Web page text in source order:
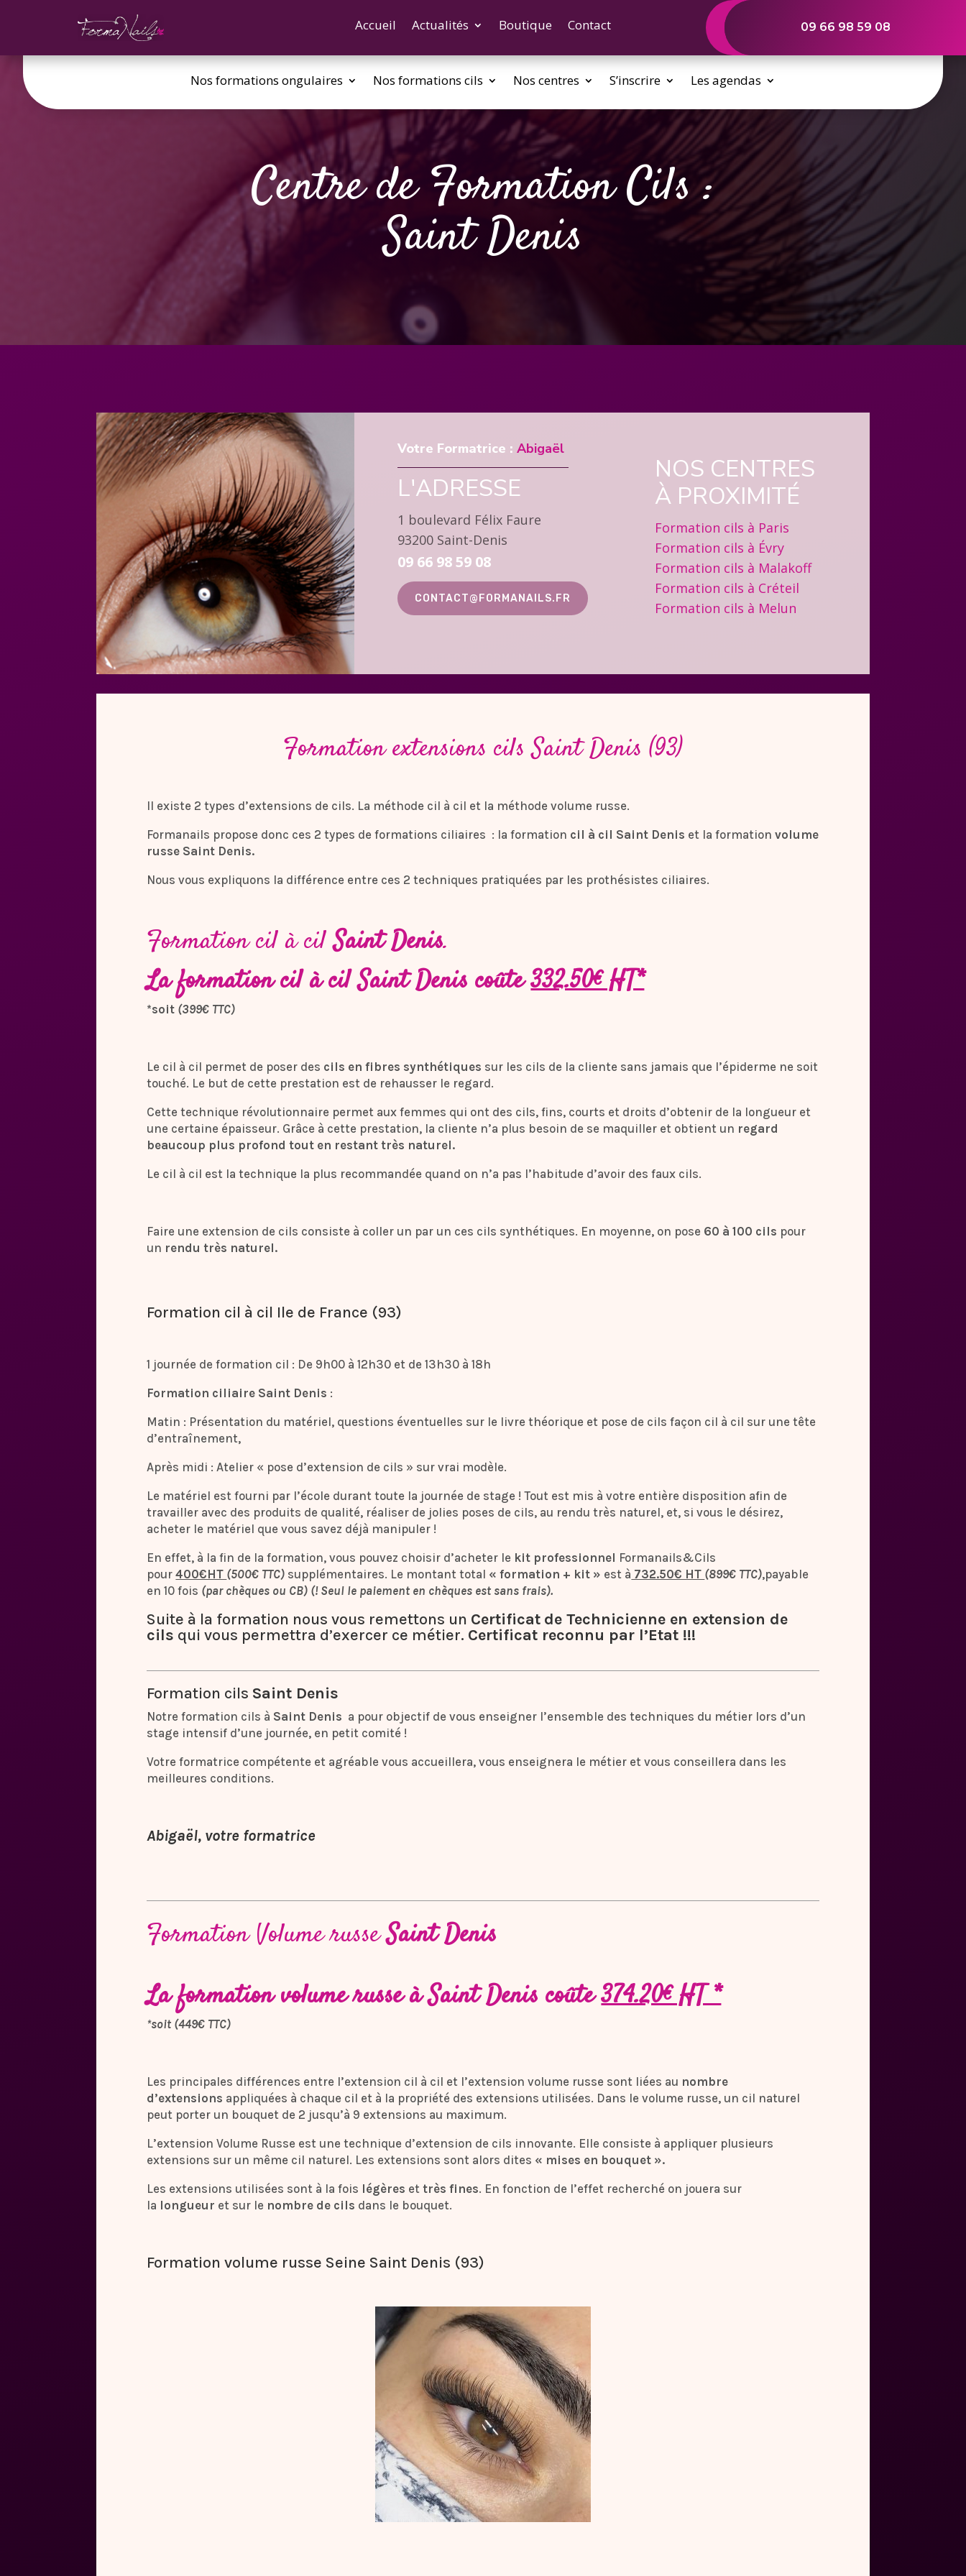
Accueil Actualités Boutique Contact 09 66 98 59 08
Nos formations ongulaires Nos formations cils Nos centres S’inscrire Les agendas
Centre de Formation Cils :
Saint Denis
Votre Formatrice : Abigaël
L'ADRESSE
1 boulevard Félix Faure
93200 Saint-Denis
09 66 98 59 08
CONTACT@FORMANAILS.FR
NOS CENTRES
À PROXIMITÉ
Formation cils à Paris
Formation cils à Évry
Formation cils à Malakoff
Formation cils à Créteil
Formation cils à Melun
Formation extensions cils Saint Denis (93)
Il existe 2 types d’extensions de cils. La méthode cil à cil et la méthode volume russe.
Formanails propose donc ces 2 types de formations ciliaires : la formation cil à cil Saint Denis et la formationvolume
russe Saint Denis.
Nous vous expliquons la différence entre ces 2 techniques pratiquées par les prothésistes ciliaires.
Formation cil à cilSaint Denis.
La formation cil à cil Saint Denis coûte 332.50€ HT*
*soit (399€ TTC)
Le cil à cil permet de poser des cils en fibres synthétiques sur les cils de la cliente sans jamais que l’épiderme ne soit
touché. Le but de cette prestation est de rehausser le regard.
Cette technique révolutionnaire permet aux femmes qui ont des cils, fins, courts et droits d’obtenir de la longueur et
une certaine épaisseur. Grâce à cette prestation, la cliente n’a plus besoin de se maquiller et obtient un regard
beaucoup plus profond tout en restant très naturel.
Le cil à cil est la technique la plus recommandée quand on n’a pas l’habitude d’avoir des faux cils.
Faire une extension de cils consiste à coller un par un ces cils synthétiques. En moyenne, on pose 60 à 100 cils pour
un rendu très naturel.
Formation cil à cil Ile de France (93)
1 journée de formation cil : De 9h00 à 12h30 et de 13h30 à 18h
Formation ciliaire Saint Denis :
Matin : Présentation du matériel, questions éventuelles sur le livre théorique et pose de cils façon cil à cil sur une tête
d’entraînement,
Après midi : Atelier « pose d’extension de cils » sur vrai modèle.
Le matériel est fourni par l’école durant toute la journée de stage ! Tout est mis à votre entière disposition afin de
travailler avec des produits de qualité, réaliser de jolies poses de cils, au rendu très naturel, et, si vous le désirez,
acheter le matériel que vous savez déjà manipuler !
En effet, à la fin de la formation, vous pouvez choisir d’acheter le kit professionnel Formanails&Cils
pour400€HT (500€ TTC) supplémentaires. Le montant total « formation + kit » est à 732.50€ HT (899€ TTC),payable
en 10 fois (par chèques ou CB) (! Seul le paiement en chèques est sans frais).
Suite à la formation nous vous remettons un Certificat de Technicienne en extension de
cils qui vous permettra d’exercer ce métier. Certificat reconnu par l’Etat !!!
Formation cils Saint Denis
Notre formation cils à Saint Denis a pour objectif de vous enseigner l’ensemble des techniques du métier lors d’un
stage intensif d’une journée, en petit comité !
Votre formatrice compétente et agréable vous accueillera, vous enseignera le métier et vous conseillera dans les
meilleures conditions.
Abigaël, votre formatrice
Formation Volume russeSaint Denis
La formation volume russe à Saint Denis coûte374.20€ HT *
*soit (449€ TTC)
Les principales différences entre l’extension cil à cil et l’extension volume russe sont liées au nombre
d’extensions appliquées à chaque cil et à la propriété des extensions utilisées. Dans le volume russe, un cil naturel
peut porter un bouquet de 2 jusqu’à 9 extensions au maximum.
L’extension Volume Russe est une technique d’extension de cils innovante. Elle consiste à appliquer plusieurs
extensions sur un même cil naturel. Les extensions sont alors dites « mises en bouquet ».
Les extensions utilisées sont à la fois légères ettrès fines. En fonction de l’effet recherché on jouera sur
la longueur et sur le nombre de cils dans le bouquet.
Formation volume russe Seine Saint Denis (93)